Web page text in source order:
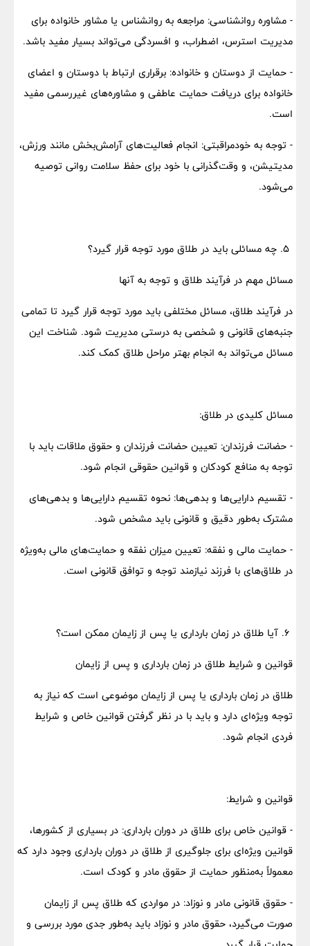
- مشاوره روانشناسی: مراجعه به روانشناس یا مشاور خانواده برای
مدیریت استرس، اضطراب، و افسردگی می‌تواند بسیار مفید باشد.
- حمایت از دوستان و خانواده: برقراری ارتباط با دوستان و اعضای
خانواده برای دریافت حمایت عاطفی و مشاوره‌های غیررسمی مفید
است.
- توجه به خودمراقبتی: انجام فعالیت‌های آرامش‌بخش مانند ورزش،
مدیتیشن، و وقت‌گذرانی با خود برای حفظ سلامت روانی توصیه
می‌شود.
مسائل مهم در فرآیند طلاق و توجه به آنها
در فرآیند طلاق، مسائل مختلفی باید مورد توجه قرار گیرد تا تمامی
جنبه‌های قانونی و شخصی به درستی مدیریت شود. شناخت این
مسائل می‌تواند به انجام بهتر مراحل طلاق کمک کند.
مسائل کلیدی در طلاق:
- حضانت فرزندان: تعیین حضانت فرزندان و حقوق ملاقات باید با
توجه به منافع کودکان و قوانین حقوقی انجام شود.
- تقسیم دارایی‌ها و بدهی‌ها: نحوه تقسیم دارایی‌ها و بدهی‌های
مشترک به‌طور دقیق و قانونی باید مشخص شود.
- حمایت مالی و نفقه: تعیین میزان نفقه و حمایت‌های مالی به‌ویژه
در طلاق‌های با فرزند نیازمند توجه و توافق قانونی است.
قوانین و شرایط طلاق در زمان بارداری و پس از زایمان
طلاق در زمان بارداری یا پس از زایمان موضوعی است که نیاز به
توجه ویژه‌ای دارد و باید با در نظر گرفتن قوانین خاص و شرایط
فردی انجام شود.
قوانین و شرایط:
- قوانین خاص برای طلاق در دوران بارداری: در بسیاری از کشورها،
قوانین ویژه‌ای برای جلوگیری از طلاق در دوران بارداری وجود دارد که
معمولاً به‌منظور حمایت از حقوق مادر و کودک است.
- حقوق قانونی مادر و نوزاد: در مواردی که طلاق پس از زایمان
صورت می‌گیرد، حقوق مادر و نوزاد باید به‌طور جدی مورد بررسی و